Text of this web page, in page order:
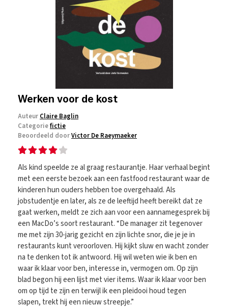
Werken voor de kost
Auteur Claire Baglin
Categoriefictie
Beoordeeld doorVictor De Raeymaeker
Als kind speelde ze al graag restaurantje. Haar verhaal begint
met een eerste bezoek aan een fastfood restaurant waar de
kinderen hun ouders hebben toe overgehaald. Als
jobstudentje en later, als ze de leeftijd heeft bereikt dat ze
gaat werken, meldt ze zich aan voor een aannamegesprek bij
een MacDo’s soort restaurant. “De manager zit tegenover
me met zijn 30-jarig gezicht en zijn lichte snor, die je je in
restaurants kunt veroorloven. Hij kijkt sluw en wacht zonder
na te denken tot ik antwoord. Hij wil weten wie ik ben en
waar ik klaar voor ben, interesse in, vermogen om. Op zijn
blad begon hij een lijst met vier items. Waar ik klaar voor ben
om op tijd te zijn en terwijl ik een pleidooi houd tegen
slapen, trekt hij een nieuw streepje.”